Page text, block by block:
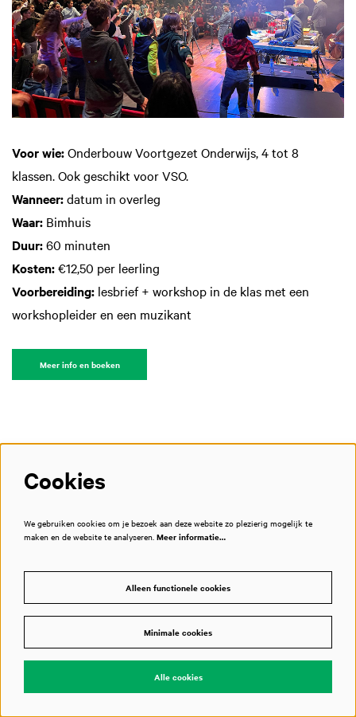
Voor wie:Onderbouw Voortgezet Onderwijs, 4 tot 8
klassen. Ook geschikt voor VSO.
Wanneer:datum in overleg
Waar: Bimhuis
Duur:60 minuten
Kosten:€12,50 per leerling
Voorbereiding: lesbrief + workshop in de klas met een
workshopleider en een muzikant
Meer info en boeken
Als aanvulling op een workshop bieden wij een kijkje
komen op plaatsen waar het publiek nooit komt, zoals de
artiesteningang, kleedkamers en de artiestenfoyer.
Cookies
We gebruiken cookies om je bezoek aan deze website zo plezierig mogelijk te
maken en de website te analyseren. Meer informatie…
Alleen functionele cookies
Minimale cookies
Alle cookies